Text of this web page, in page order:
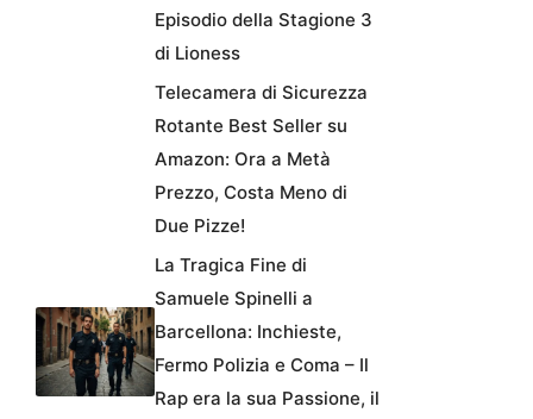
Episodio della Stagione 3
di Lioness
Telecamera di Sicurezza
Rotante Best Seller su
Amazon: Ora a Metà
Prezzo, Costa Meno di
Due Pizze!
La Tragica Fine di
Samuele Spinelli a
Barcellona: Inchieste,
Fermo Polizia e Coma – Il
Rap era la sua Passione, il